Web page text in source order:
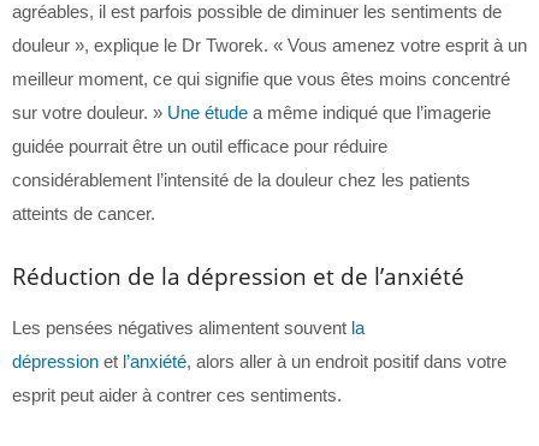
agréables, il est parfois possible de diminuer les sentiments de
douleur », explique le Dr Tworek. « Vous amenez votre esprit à un
meilleur moment, ce qui signifie que vous êtes moins concentré
sur votre douleur. » Une étude a même indiqué que l’imagerie
guidée pourrait être un outil efficace pour réduire
considérablement l’intensité de la douleur chez les patients
atteints de cancer.
Réduction de la dépression et de l’anxiété
Les pensées négatives alimentent souvent la
dépression et l’anxiété, alors aller à un endroit positif dans votre
esprit peut aider à contrer ces sentiments.